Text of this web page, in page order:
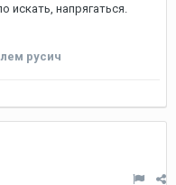
искать, напрягаться.
русич